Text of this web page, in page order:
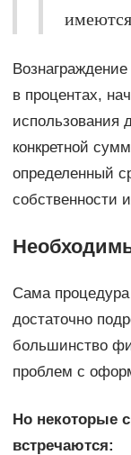
в процентах,
использования
конкретной
определенный
собственности
Сама
достаточно
большинство
проблем с
Но некоторые
встречаются: